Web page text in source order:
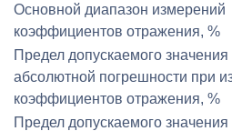
Основной диапазон измерений
коэффициентов отражения, %
Предел допускаемого
абсолютной погрешности при
коэффициентов отражения, %
Предел допускаемого значения